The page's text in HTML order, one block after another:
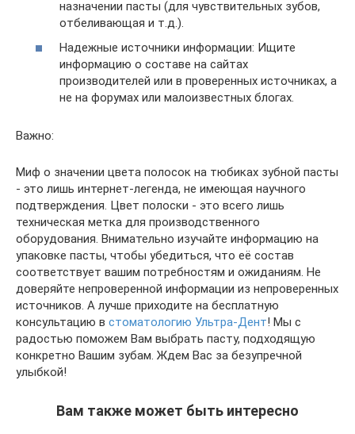
назначении пасты (для чувствительных зубов,
отбеливающая и т.д.).
Надежные источники информации: Ищите
информацию о составе на сайтах
производителей или в проверенных источниках, а
не на форумах или малоизвестных блогах.
Важно:
Миф о значении цвета полосок на тюбиках зубной пасты
- это лишь интернет-легенда, не имеющая научного
подтверждения. Цвет полоски - это всего лишь
техническая метка для производственного
оборудования. Внимательно изучайте информацию на
упаковке пасты, чтобы убедиться, что её состав
соответствует вашим потребностям и ожиданиям. Не
доверяйте непроверенной информации из непроверенных
источников. А лучше приходите на бесплатную
консультацию в стоматологию Ультра-Дент! Мы с
радостью поможем Вам выбрать пасту, подходящую
конкретно Вашим зубам. Ждем Вас за безупречной
улыбкой!
Вам также может быть интересно